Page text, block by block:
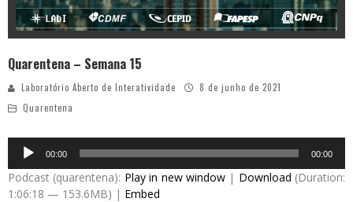
Quarentena – Semana 15
Laboratório Aberto de Interatividade
8 de junho de 2021
Quarentena
Audio
Player
00:00 00:00
Podcast (quarentena): Play in new window| Download (Duration:
1:06:18 — 153.6MB) | Embed